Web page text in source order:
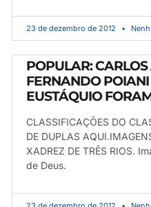
23 de dezembro de 2012
POPULAR:
FERNANDO
EUSTÁQUIO
CLASSIFICAÇÕES DO
DE DUPLAS
XADREZ DE TRÊS RIOS.
de Deus.